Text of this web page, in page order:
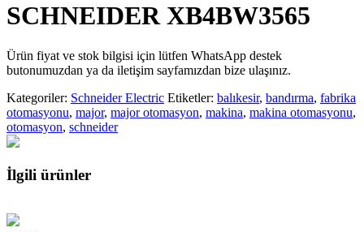
SCHNEIDER XB4BW3565
Ürün fiyat ve stok bilgisi için lütfen WhatsApp destek
butonumuzdan ya da iletişim sayfamızdan bize ulaşınız.
Kategoriler: Schneider Electric Etiketler: balıkesir, bandırma, fabrika
otomasyonu, major, major otomasyon, makina, makina otomasyonu,
otomasyon, schneider
İlgili ürünler